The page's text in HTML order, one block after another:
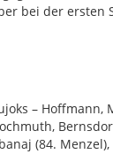
bei der ersten
– Hoffmann,
(84.